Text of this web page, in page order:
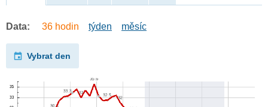
Data: 36 hodin týden měsíc
Vybrat den